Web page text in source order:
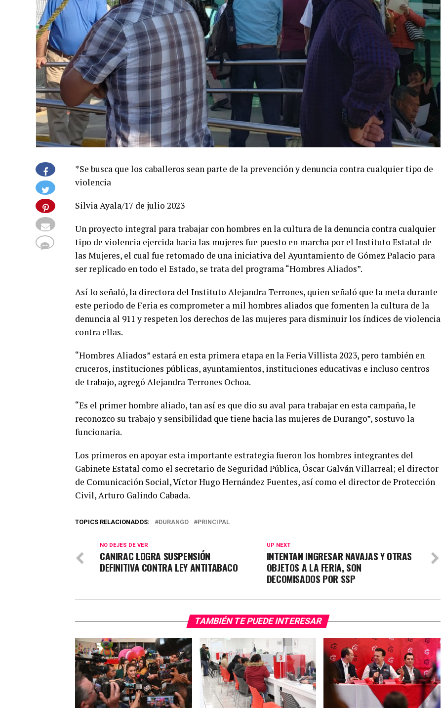
*Se busca que los caballeros sean parte de la prevención y denuncia contra cualquier tipo de
violencia
Silvia Ayala/17 de julio 2023
Un proyecto integral para trabajar con hombres en la cultura de la denuncia contra cualquier
tipo de violencia ejercida hacia las mujeres fue puesto en marcha por el Instituto Estatal de
las Mujeres, el cual fue retomado de una iniciativa del Ayuntamiento de Gómez Palacio para
ser replicado en todo el Estado, se trata del programa “Hombres Aliados”.
Así lo señaló, la directora del Instituto Alejandra Terrones, quien señaló que la meta durante
este periodo de Feria es comprometer a mil hombres aliados que fomenten la cultura de la
denuncia al 911 y respeten los derechos de las mujeres para disminuir los índices de violencia
contra ellas.
“Hombres Aliados” estará en esta primera etapa en la Feria Villista 2023, pero también en
cruceros, instituciones públicas, ayuntamientos, instituciones educativas e incluso centros
de trabajo, agregó Alejandra Terrones Ochoa.
“Es el primer hombre aliado, tan así es que dio su aval para trabajar en esta campaña, le
reconozco su trabajo y sensibilidad que tiene hacia las mujeres de Durango”, sostuvo la
funcionaria.
Los primeros en apoyar esta importante estrategia fueron los hombres integrantes del
Gabinete Estatal como el secretario de Seguridad Pública, Óscar Galván Villarreal; el director
de Comunicación Social, Víctor Hugo Hernández Fuentes, así como el director de Protección
Civil, Arturo Galindo Cabada.
TOPICS RELACIONADOS: DURANGO PRINCIPAL
UP NEXT
INTENTAN INGRESAR NAVAJAS Y OTRAS
OBJETOS A LA FERIA, SON
DECOMISADOS POR SSP
NO DEJES DE VER
CANIRAC LOGRA SUSPENSIÓN
DEFINITIVA CONTRA LEY ANTITABACO
TAMBIÉN TE PUEDE INTERESAR